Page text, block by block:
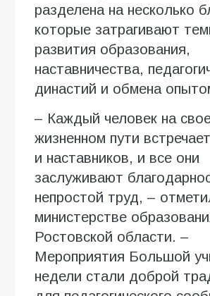
разделена на несколько
которые затрагивают
развития образования,
наставничества,
династий и обмена
– Каждый человек на
жизненном пути
и наставников, и все они
заслуживают
непростой труд, –
министерстве
Ростовской области. –
Мероприятия Большой
недели стали доброй